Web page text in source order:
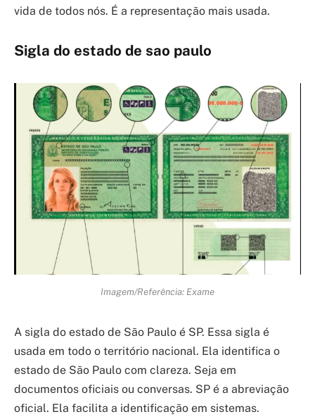
vida de todos nós. É a representação mais usada.
Sigla do estado de sao paulo
Imagem/Referência: Exame
A sigla do estado de São Paulo é SP. Essa sigla é
usada em todo o território nacional. Ela identifica o
estado de São Paulo com clareza. Seja em
documentos oficiais ou conversas. SP é a abreviação
oficial. Ela facilita a identificação em sistemas.